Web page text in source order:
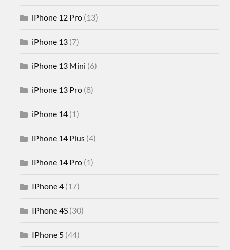
iPhone 12 Pro (13)
iPhone 13 (7)
iPhone 13 Mini (6)
iPhone 13 Pro (8)
iPhone 14 (1)
iPhone 14 Plus (4)
iPhone 14 Pro (1)
IPhone 4 (17)
IPhone 4S (30)
IPhone 5 (44)